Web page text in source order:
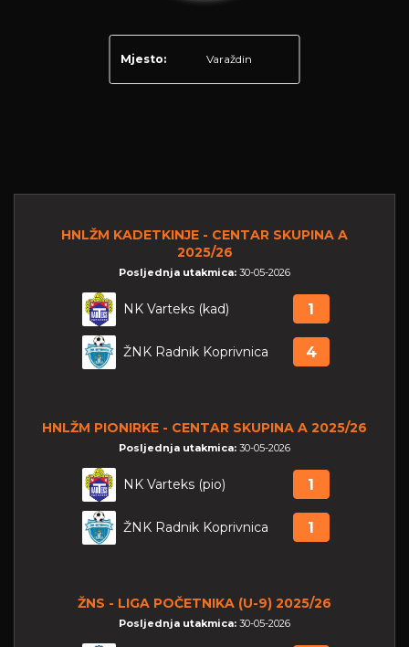
Mjesto: Varaždin
HNLŽM KADETKINJE - CENTAR SKUPINA A
2025/26
Posljednja utakmica: 30-05-2026
NK Varteks (kad) 1
ŽNK Radnik Koprivnica 4
HNLŽM PIONIRKE - CENTAR SKUPINA A 2025/26
Posljednja utakmica: 30-05-2026
NK Varteks (pio) 1
ŽNK Radnik Koprivnica 1
ŽNS - LIGA POČETNIKA (U-9) 2025/26
Posljednja utakmica: 30-05-2026